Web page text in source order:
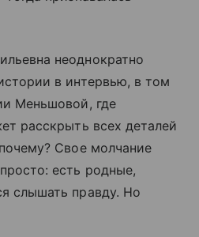
неоднократно
в интервью, в том
Меньшовой, где
расскрыть всех деталей
Свое молчание
есть родные,
слышать правду. Но